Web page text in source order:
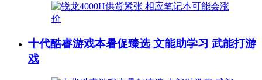
十代酷睿游戏本暑促臻选 文能助学习 武能打游
戏